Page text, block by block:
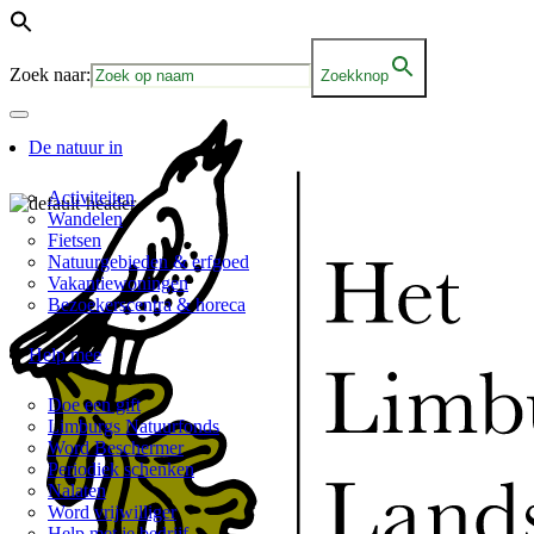
Zoek naar: Zoekknop
De natuur in
Activiteiten
Wandelen
Fietsen
Natuurgebieden & erfgoed
Vakantiewoningen
Bezoekerscentra & horeca
Help mee
Doe een gift
Limburgs Natuurfonds
Word Beschermer
Periodiek schenken
Nalaten
Word vrijwilliger